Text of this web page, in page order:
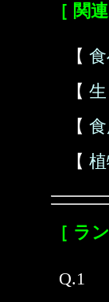
［ 関
【
【
【
【
［ ラ
Q.1